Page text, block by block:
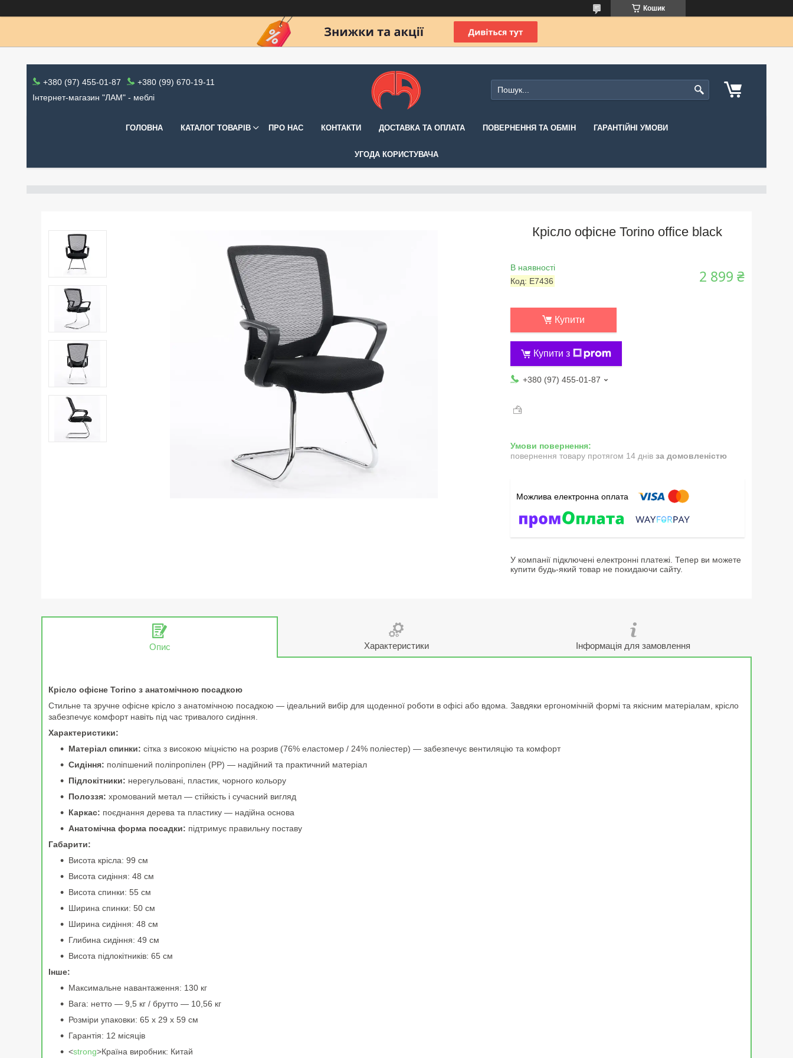
Кошик
+380 (97) 455-01-87
+380 (99) 670-19-11
Інтернет-магазин "ЛАМ" - меблі
ГОЛОВНА КАТАЛОГ ТОВАРІВ ПРО НАС КОНТАКТИ ДОСТАВКА ТА ОПЛАТА ПОВЕРНЕННЯ ТА ОБМІН ГАРАНТІЙНІ УМОВИ
УГОДА КОРИСТУВАЧА
Крісло офісне Torino office black
В наявності
Код: E7436 2 899 ₴
Купити
Купити з
+380 (97) 455-01-87
повернення товару протягом 14 днів за домовленістю
У компанії підключені електронні платежі. Тепер ви можете
купити будь-який товар не покидаючи сайту.
Опис Характеристики Інформація для замовлення
Крісло офісне Torino з анатомічною посадкою
Стильне та зручне офісне крісло з анатомічною посадкою — ідеальний вибір для щоденної роботи в офісі або вдома. Завдяки ергономічній формі та якісним матеріалам, крісло
забезпечує комфорт навіть під час тривалого сидіння.
Характеристики:
Матеріал спинки: сітка з високою міцністю на розрив (76% еластомер / 24% поліестер) — забезпечує вентиляцію та комфорт
Сидіння: поліпшений поліпропілен (PP) — надійний та практичний матеріал
Підлокітники: нерегульовані, пластик, чорного кольору
Полоззя: хромований метал — стійкість і сучасний вигляд
Каркас: поєднання дерева та пластику — надійна основа
Анатомічна форма посадки: підтримує правильну поставу
Габарити:
Висота крісла: 99 см
Висота сидіння: 48 см
Висота спинки: 55 см
Ширина спинки: 50 см
Ширина сидіння: 48 см
Глибина сидіння: 49 см
Висота підлокітників: 65 см
Інше:
Максимальне навантаження: 130 кг
Вага: нетто — 9,5 кг / брутто — 10,56 кг
Розміри упаковки: 65 х 29 х 59 см
Гарантія: 12 місяців
<strong>Країна виробник: Китай